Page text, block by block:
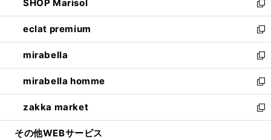
く
で
開
く
ド
ウ
で
開
く
ィ
ン
ド
ウ
で
開
く
い
ウ
ィ
ン
ド
ウ
で
開
く
SHOP Marisol
新
し
い
ウ
ィ
ン
ド
ウ
で
開
eclat premium
新
し
い
ウ
ィ
ン
ド
ウ
mirabella
新
し
い
ウ
ィ
ン
mirabella homme
新
し
い
ウ
zakka market
新
し
その他WEBサービス